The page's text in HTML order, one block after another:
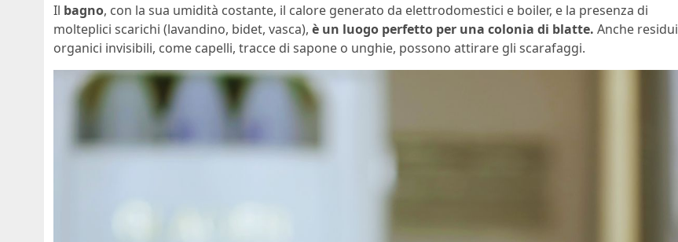
Il bagno, con la sua umidità costante, il calore generato da elettrodomestici e boiler, e la presenza di
molteplici scarichi (lavandino, bidet, vasca), è un luogo perfetto per una colonia di blatte. Anche residui
organici invisibili, come capelli, tracce di sapone o unghie, possono attirare gli scarafaggi.